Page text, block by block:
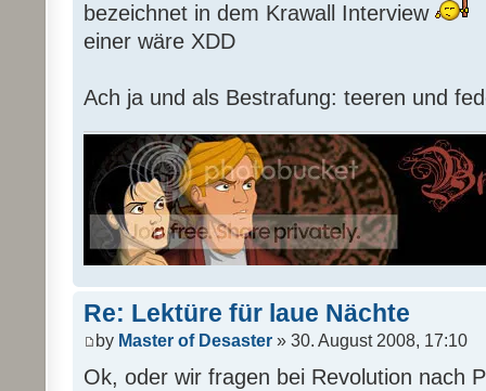
bezeichnet in dem Krawall Interview
einer wäre XDD
Ach ja und als Bestrafung: teeren und
Re: Lektüre für laue Nächte
by Master of Desaster » 30. August 2008, 17:10
Ok, oder wir fragen bei Revolution nach